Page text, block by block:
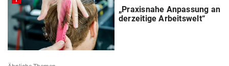
„Praxisnahe Anpassung an
derzeitige Arbeitswelt“